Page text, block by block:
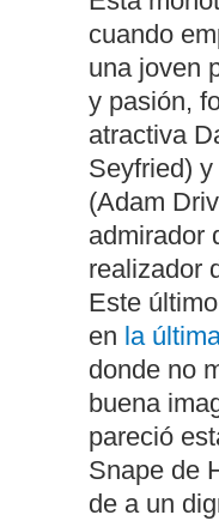
cuando
una joven
y pasión,
atractiva
Seyfried)
(Adam
admirador
realizador
Este
en la
donde no
buena
pareció
Snape de
de a un